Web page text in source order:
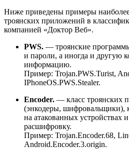
Ниже приведены примеры
троянских приложений в
компанией «Доктор Веб».
PWS. — троянские
и пароли, а иногда и другую
информацию.
Пример: Trojan.PWS.Turist,
IPhoneOS.PWS.Stealer.
Encoder. — класс троянских
(энкодеры,
на атакованных устройствах
расшифровку.
Пример: Trojan.Encoder.68,
Android.Encoder.3.origin.